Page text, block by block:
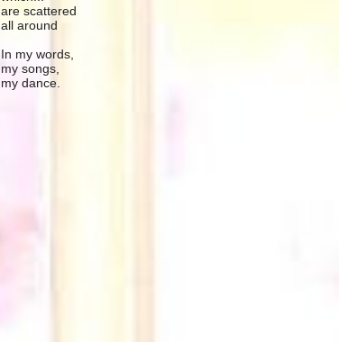
are scattered
all around
In my words,
my songs,
my dance.